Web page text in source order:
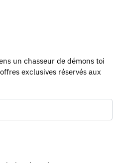
un chasseur de démons toi
exclusives réservés aux